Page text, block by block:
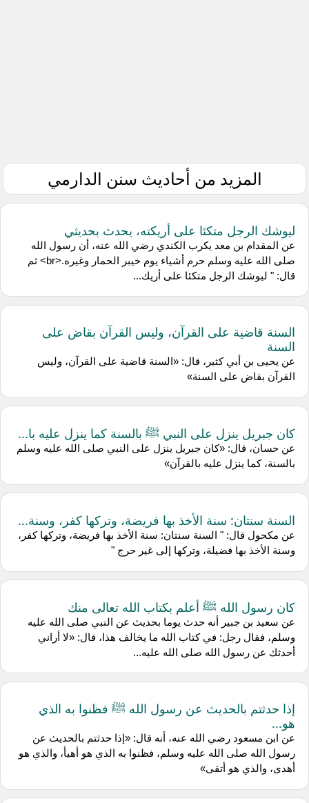
المزيد من أحاديث سنن الدارمي
ليوشك الرجل متكئا على أريكته، يحدث بحديثي
عن المقدام بن معد يكرب الكندي رضي الله عنه، أن رسول الله
صلى الله عليه وسلم حرم أشياء يوم خيبر الحمار وغيره.<br> ثم
قال: " ليوشك الرجل متكئا على أريك...
السنة قاضية على القرآن، وليس القرآن بقاض على
السنة
عن يحيى بن أبي كثير، قال: «السنة قاضية على القرآن، وليس
القرآن بقاض على السنة»
كان جبريل ينزل على النبي ﷺ بالسنة كما ينزل عليه با...
عن حسان، قال: «كان جبريل ينزل على النبي صلى الله عليه وسلم
بالسنة، كما ينزل عليه بالقرآن»
السنة سنتان: سنة الأخذ بها فريضة، وتركها كفر، وسنة...
عن مكحول قال: " السنة سنتان: سنة الأخذ بها فريضة، وتركها كفر،
وسنة الأخذ بها فضيلة، وتركها إلى غير حرج "
كان رسول الله ﷺ أعلم بكتاب الله تعالى منك
عن سعيد بن جبير أنه حدث يوما بحديث عن النبي صلى الله عليه
وسلم، فقال رجل: في كتاب الله ما يخالف هذا، قال: «لا أراني
أحدثك عن رسول الله صلى الله عليه...
إذا حدثتم بالحديث عن رسول الله ﷺ فظنوا به الذي
هو...
عن ابن مسعود رضي الله عنه، أنه قال: «إذا حدثتم بالحديث عن
رسول الله صلى الله عليه وسلم، فظنوا به الذي هو أهيأ، والذي هو
أهدى، والذي هو أتقى»